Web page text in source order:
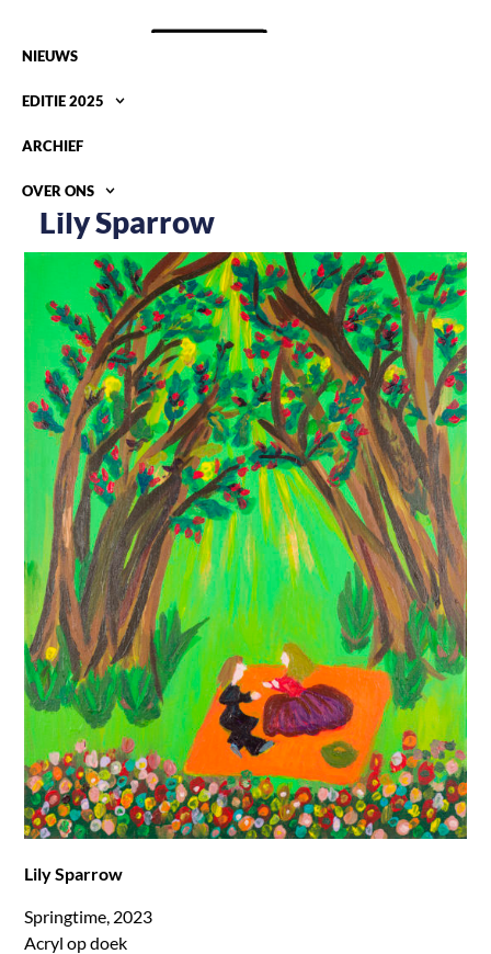
NIEUWS
EDITIE 2025
ARCHIEF
OVER ONS
Lily Sparrow
Lily Sparrow
Springtime, 2023
Acryl op doek